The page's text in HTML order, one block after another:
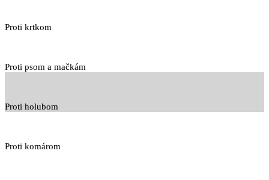
Proti krtkom
Proti psom a mačkám
Proti holubom
Proti komárom